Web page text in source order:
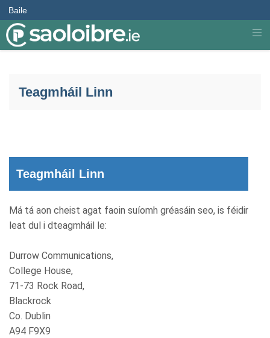
Baile
Teagmháil Linn
Teagmháil Linn
Má tá aon cheist agat faoin suíomh gréasáin seo, is féidir
leat dul i dteagmháil le:
Durrow Communications,
College House,
71-73 Rock Road,
Blackrock
Co. Dublin
A94 F9X9